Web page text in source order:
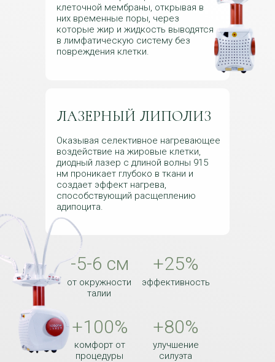
ЛАЗЕРНЫЙ ЛИПОЛИЗ
Оказывая селективное нагревающее
воздействие на жировые клетки,
диодный лазер с длиной волны 915
нм проникает глубоко в ткани и
создает эффект нагрева,
способствующий расщеплению
адипоцита.
клеточной мембраны, открывая в
них временные поры, через
которые жир и жидкость выводятся
в лимфатическую систему без
повреждения клетки.
от окружности
талии
эффективность
комфорт от
процедуры
улучшение
силуэта
-5-6 см +25%
+100% +80%